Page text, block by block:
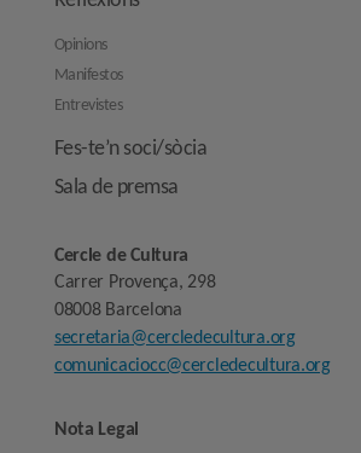
Opinions
Manifestos
Entrevistes
Fes-te’n soci/sòcia
Sala de premsa
Cercle de Cultura
Carrer Provença, 298
08008 Barcelona
secretaria@cercledecultura.org
comunicaciocc@cercledecultura.org
Nota Legal